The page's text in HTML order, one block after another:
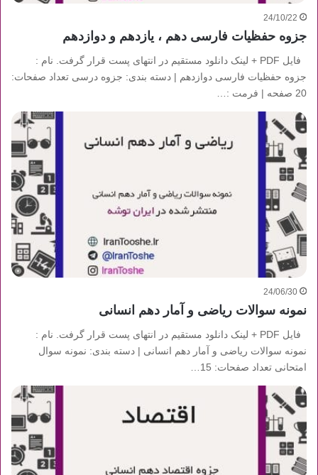
24/10/22
جزوه حفظیات فارسی دهم ، یازدهم و دوازدهم
فایل PDF + لینک دانلود مستقیم در انتهای پست قرار گرفت. نام :
جزوه حفظیات فارسی دوازدهم | دسته بندی: جزوه درسی تعداد صفحات:
20 صفحه | فرمت :…
24/06/30
نمونه سوالات ریاضی و آمار دهم انسانی
فایل PDF + لینک دانلود مستقیم در انتهای پست قرار گرفت. نام :
نمونه سوالات ریاضی و آمار دهم انسانی | دسته بندی: نمونه سوال
امتحانی تعداد صفحات: 15…